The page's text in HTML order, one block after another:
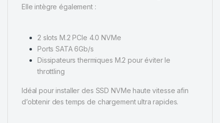
Elle intègre également :
2 slots M.2 PCIe 4.0 NVMe
Ports SATA 6Gb/s
Dissipateurs thermiques M.2 pour éviter le
throttling
Idéal pour installer des SSD NVMe haute vitesse afin
d’obtenir des temps de chargement ultra rapides.